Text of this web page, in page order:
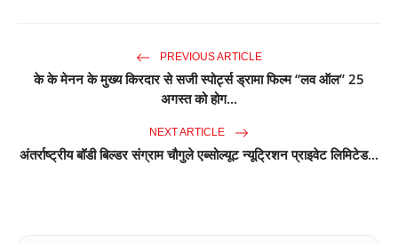
PREVIOUS ARTICLE
के के मेनन के मुख्य किरदार से सजी स्पोर्ट्स ड्रामा फिल्म “लव ऑल” 25
अगस्त को होग...
NEXT ARTICLE
अंतर्राष्ट्रीय बॉडी बिल्डर संग्राम चौगुले एब्सोल्यूट न्यूट्रिशन प्राइवेट लिमिटेड...